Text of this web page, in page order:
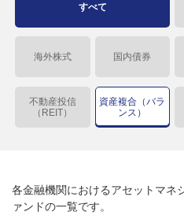
すべて
海外株式 国内債券
不動産投信
（REIT）
資産複合（バラ
ンス）
各金融機関におけるアセットマネ
ァンドの一覧です。